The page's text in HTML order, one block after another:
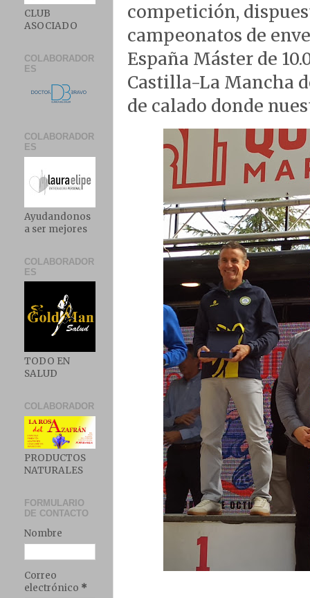
competición,
campeonatos de
España Máster de
Castilla-La Mancha
de calado donde
CLUB
ASOCIADO
COLABORADOR
ES
COLABORADOR
ES
Ayudandonos
a ser mejores
COLABORADOR
ES
TODO EN
SALUD
COLABORADOR
PRODUCTOS
NATURALES
FORMULARIO
DE CONTACTO
Nombre
Correo
electrónico *